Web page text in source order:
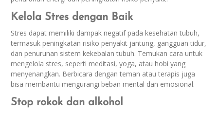
Kelola Stres dengan Baik
Stres dapat memiliki dampak negatif pada kesehatan tubuh,
termasuk peningkatan risiko penyakit jantung, gangguan tidur,
dan penurunan sistem kekebalan tubuh. Temukan cara untuk
mengelola stres, seperti meditasi, yoga, atau hobi yang
menyenangkan. Berbicara dengan teman atau terapis juga
bisa membantu mengurangi beban mental dan emosional.
Stop rokok dan alkohol